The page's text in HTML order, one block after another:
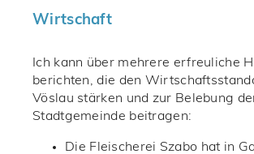
Wirtschaft
Ich kann über mehrere erfreuliche
berichten, die den
Vöslau stärken und zur Belebung
Stadtgemeinde beitragen:
Die Fleischerei Szabo hat in